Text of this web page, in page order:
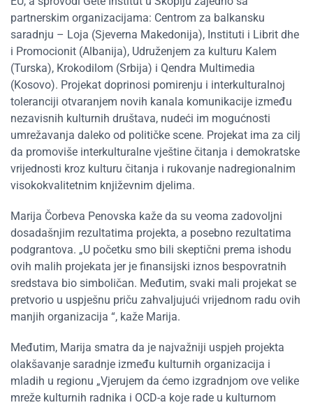
partnerskim organizacijama: Centrom za balkansku
saradnju – Loja (Sjeverna Makedonija), Instituti i Librit dhe
i Promocionit (Albanija), Udruženjem za kulturu Kalem
(Turska), Krokodilom (Srbija) i Qendra Multimedia
(Kosovo). Projekat doprinosi pomirenju i interkulturalnoj
toleranciji otvaranjem novih kanala komunikacije između
nezavisnih kulturnih društava, nudeći im mogućnosti
umrežavanja daleko od političke scene. Projekat ima za cilj
da promoviše interkulturalne vještine čitanja i demokratske
vrijednosti kroz kulturu čitanja i rukovanje nadregionalnim
visokokvalitetnim književnim djelima.
Marija Čorbeva Penovska kaže da su veoma zadovoljni
dosadašnjim rezultatima projekta, a posebno rezultatima
podgrantova. „U početku smo bili skeptični prema ishodu
ovih malih projekata jer je finansijski iznos bespovratnih
sredstava bio simboličan. Međutim, svaki mali projekat se
pretvorio u uspješnu priču zahvaljujući vrijednom radu ovih
manjih organizacija “, kaže Marija.
Međutim, Marija smatra da je najvažniji uspjeh projekta
olakšavanje saradnje između kulturnih organizacija i
mladih u regionu „Vjerujem da ćemo izgradnjom ove velike
mreže kulturnih radnika i OCD-a koje rade u kulturnom